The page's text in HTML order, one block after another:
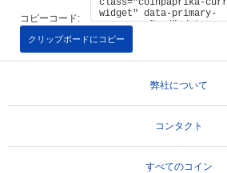
コピーコード:
クリップボードにコピー
弊社について
コンタクト
すべてのコイン